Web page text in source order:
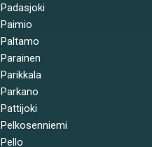
Padasjoki
Paimio
Paltamo
Parainen
Parikkala
Parkano
Pattijoki
Pelkosenniemi
Pello